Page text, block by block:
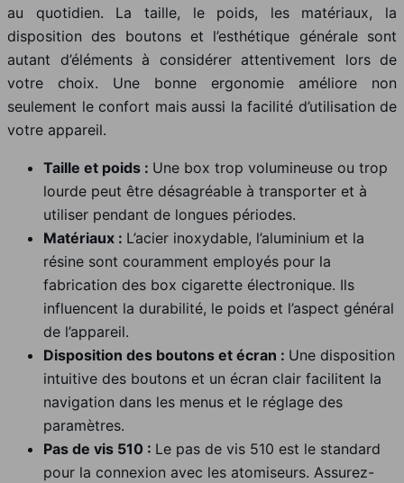
au quotidien. La taille, le poids, les matériaux, la
disposition des boutons et l’esthétique générale sont
autant d’éléments à considérer attentivement lors de
votre choix. Une bonne ergonomie améliore non
seulement le confort mais aussi la facilité d’utilisation de
votre appareil.
Taille et poids : Une box trop volumineuse ou trop
lourde peut être désagréable à transporter et à
utiliser pendant de longues périodes.
Matériaux : L’acier inoxydable, l’aluminium et la
résine sont couramment employés pour la
fabrication des box cigarette électronique. Ils
influencent la durabilité, le poids et l’aspect général
de l’appareil.
Disposition des boutons et écran : Une disposition
intuitive des boutons et un écran clair facilitent la
navigation dans les menus et le réglage des
paramètres.
Pas de vis 510 : Le pas de vis 510 est le standard
pour la connexion avec les atomiseurs. Assurez-